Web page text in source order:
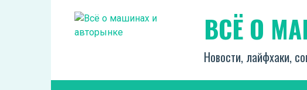
ВСЁ О
Новости, лайфхаки,